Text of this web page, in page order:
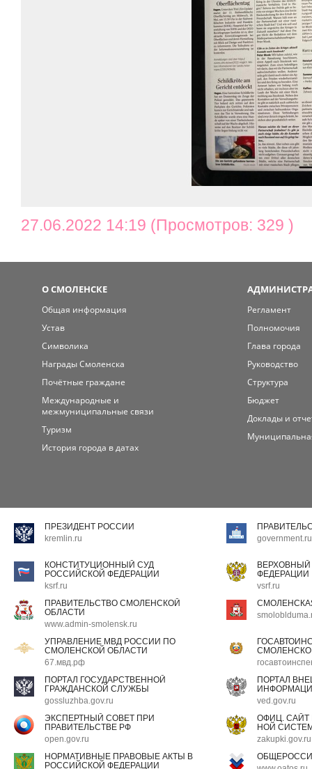
27.06.2022 14:19 (Просмотров: 329 )
О СМОЛЕНСКЕ
Общая информация
Устав
Символика
Награды Смоленска
Почётные граждане
Международные и
межмуниципальные связи
Туризм
История города в датах
Регламент
Полномочия
Глава города
Руководство
Структура
Бюджет
Доклады и
ПРЕЗИДЕНТ РОССИИ
kremlin.ru
government.ru
КОНСТИТУЦИОННЫЙ СУД
РОССИЙСКОЙ ФЕДЕРАЦИИ
ksrf.ru
ФЕДЕРАЦИИ
vsrf.ru
ПРАВИТЕЛЬСТВО СМОЛЕНСКОЙ
ОБЛАСТИ
www.admin-smolensk.ru
УПРАВЛЕНИЕ МВД РОССИИ ПО
СМОЛЕНСКОЙ ОБЛАСТИ
67.мвд.рф
ПОРТАЛ ГОСУДАРСТВЕННОЙ
ГРАЖДАНСКОЙ СЛУЖБЫ
gossluzhba.gov.ru
ПОРТАЛ
ved.gov.ru
ЭКСПЕРТНЫЙ СОВЕТ ПРИ
ПРАВИТЕЛЬСТВЕ РФ
open.gov.ru
ОФИЦ.
НОЙ
zakupki.gov.ru
НОРМАТИВНЫЕ ПРАВОВЫЕ АКТЫ В
РОССИЙСКОЙ ФЕДЕРАЦИИ